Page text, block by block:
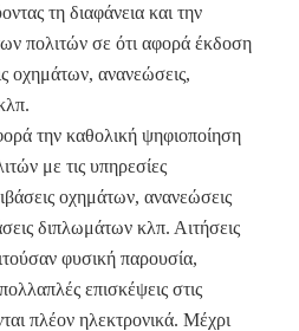
τη διαφάνεια και την
πολιτών σε ότι αφορά έκδοση
οχημάτων, ανανεώσεις,
την καθολική ψηφιοποίηση
με τις υπηρεσίες
οχημάτων, ανανεώσεις
διπλωμάτων κλπ. Αιτήσεις
φυσική παρουσία,
επισκέψεις στις
πλέον ηλεκτρονικά. Μέχρι